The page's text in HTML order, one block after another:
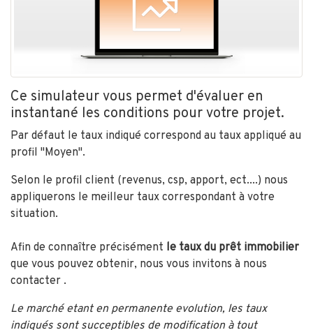
Ce simulateur vous permet d'évaluer en
instantané les conditions pour votre projet.
Par défaut le taux indiqué correspond au taux appliqué au
profil "Moyen".
Selon le profil client (revenus, csp, apport, ect....) nous
appliquerons le meilleur taux correspondant à votre
situation.
Afin de connaître précisément le taux du prêt immobilier
que vous pouvez obtenir, nous vous invitons à nous
contacter .
Le marché etant en permanente evolution, les taux
indiqués sont succeptibles de modification à tout